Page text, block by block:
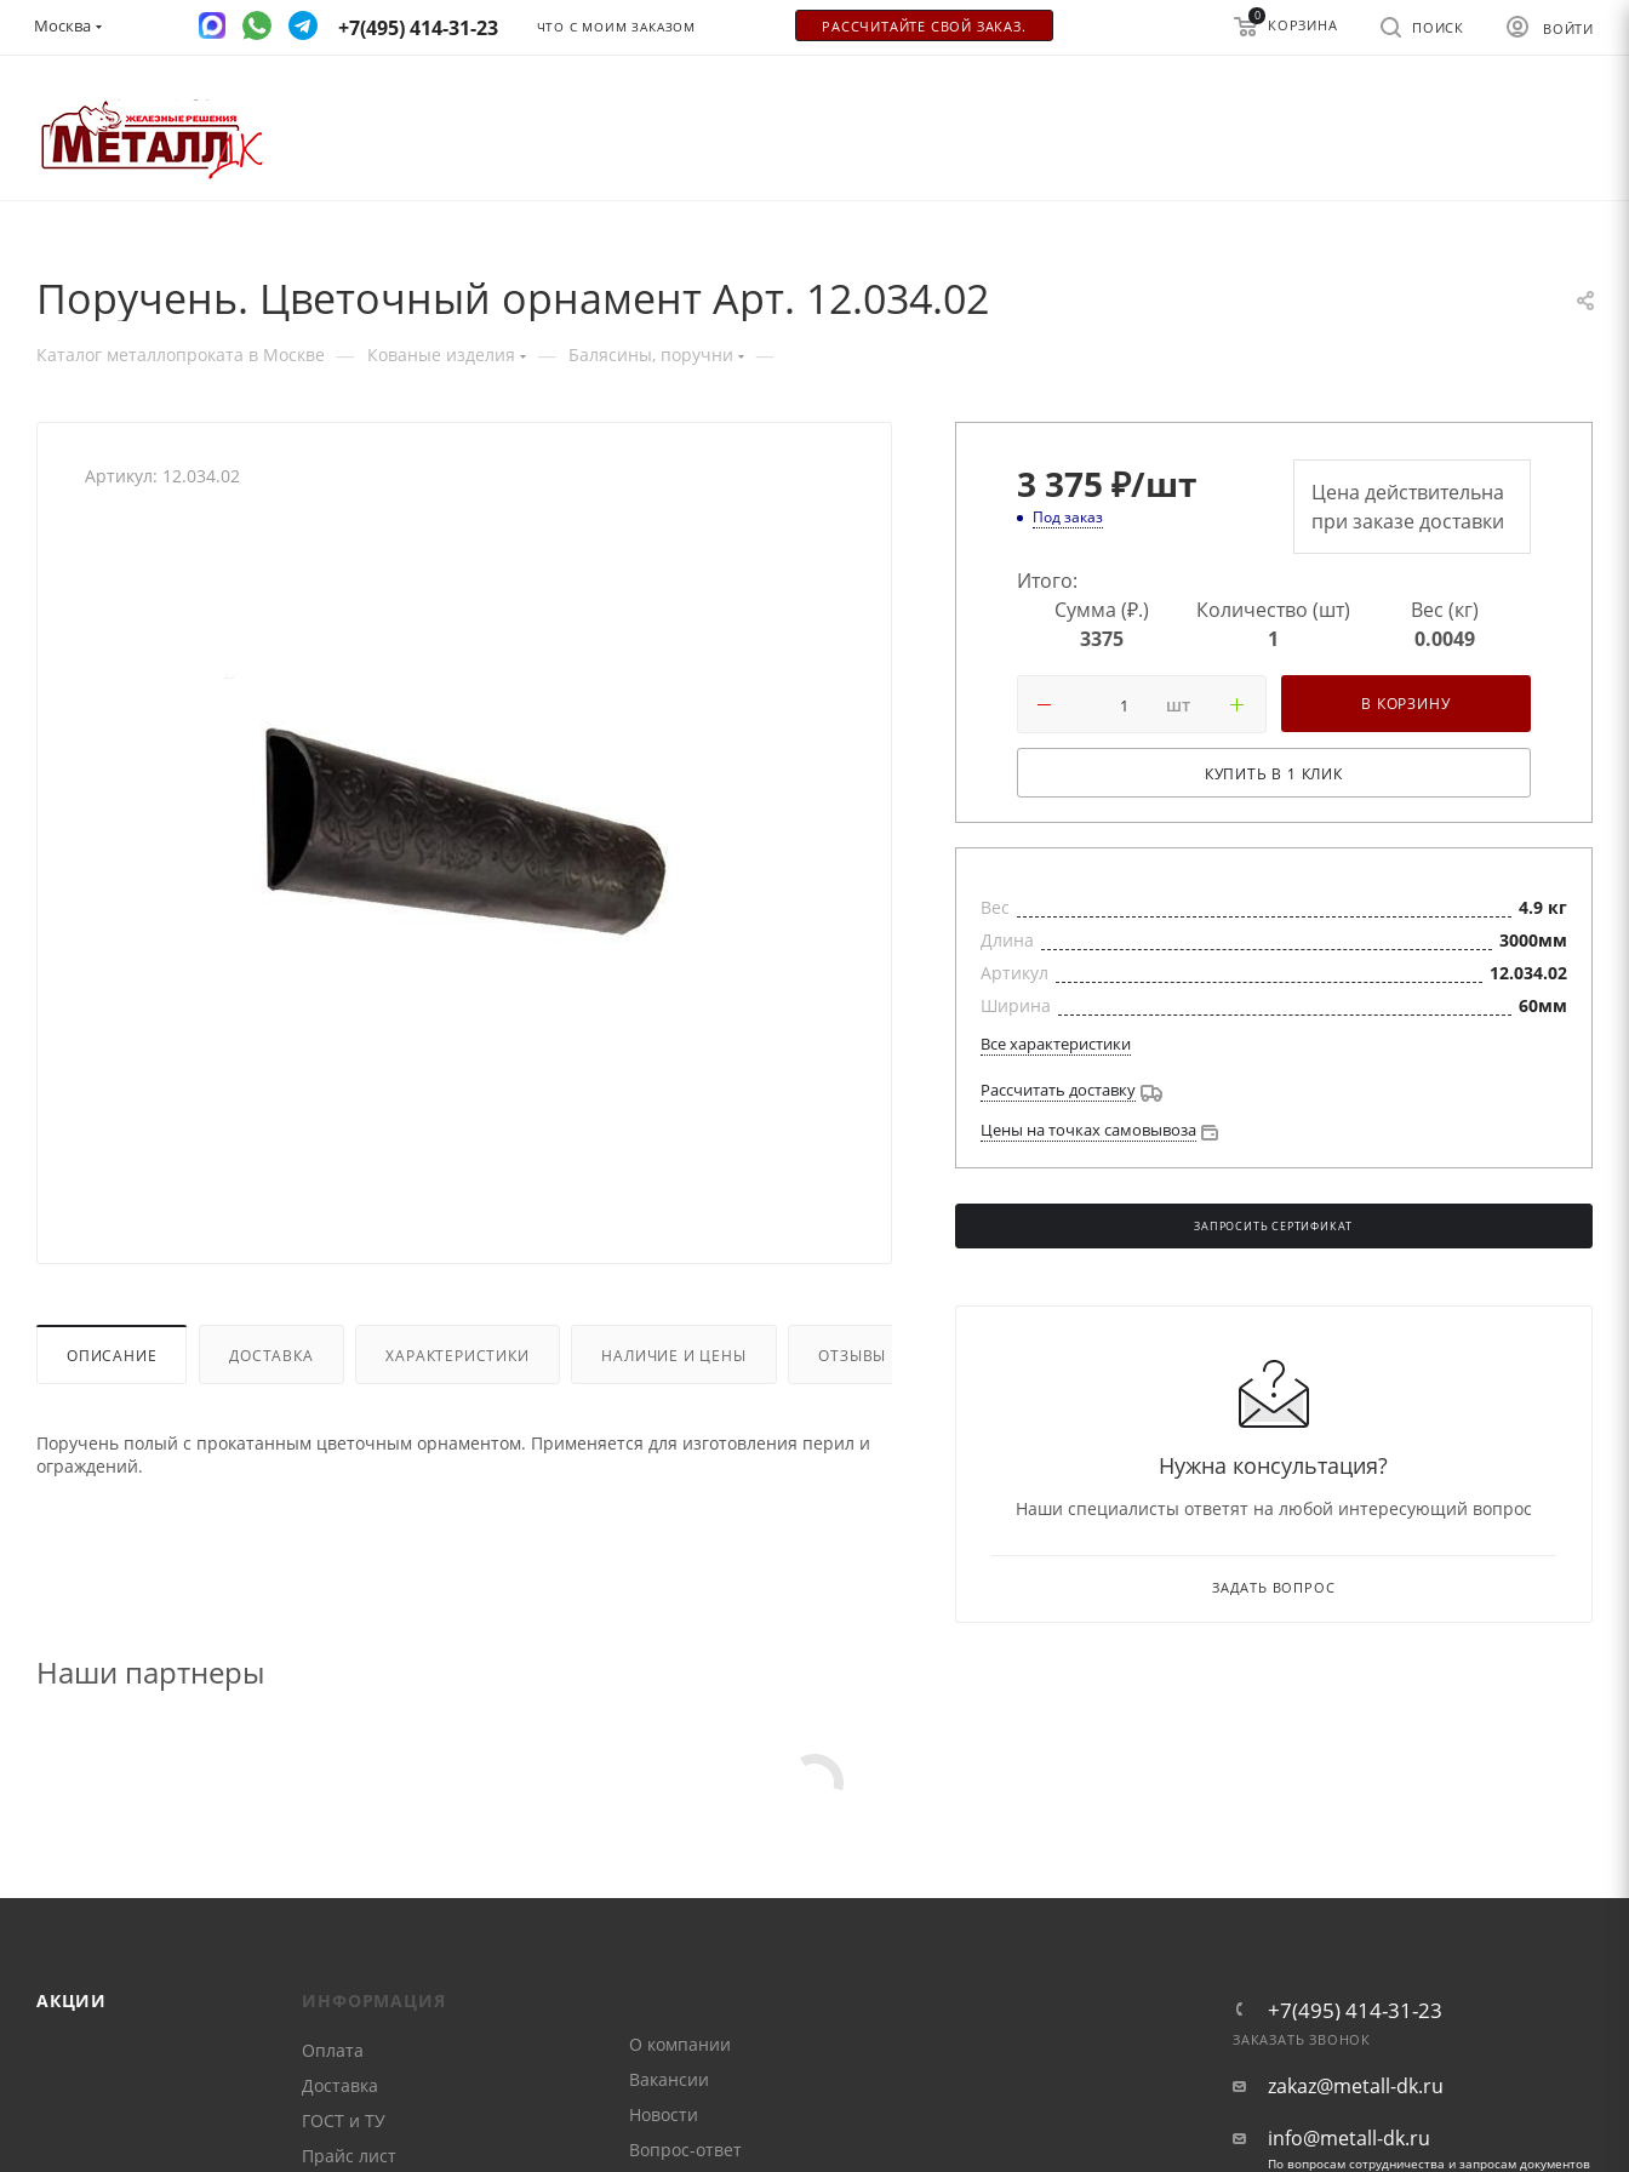
Москва +7(495) 414-31-23 ЧТО С МОИМ ЗАКАЗОМ РАСCЧИТАЙТЕ СВОЙ ЗАКАЗ. ВОЙТИ
ПОИСК
0
КОРЗИНА
Поручень. Цветочный орнамент Арт. 12.034.02
Каталог металлопроката в Москве — Кованые изделия — Балясины, поручни —
Артикул: 12.034.02
ОПИСАНИЕ ДОСТАВКА ХАРАКТЕРИСТИКИ НАЛИЧИЕ И ЦЕНЫ ОТЗЫВЫ
Поручень полый с прокатанным цветочным орнаментом. Применяется для изготовления перил и
ограждений.
3 375 ₽/шт
Под заказ
Цена действительна
при заказе доставки
Итого:
Сумма (₽.)
3375
Количество (шт)
1
Вес (кг)
0.0049
шт В КОРЗИНУ
КУПИТЬ В 1 КЛИК
Вес
4.9 кг
Длина
3000мм
Артикул
12.034.02
Ширина
60мм
Все характеристики
Рассчитать доставку
Цены на точках самовывоза
ЗАПРОСИТЬ СЕРТИФИКАТ
Нужна консультация?
Наши специалисты ответят на любой интересующий вопрос
ЗАДАТЬ ВОПРОС
Наши партнеры
АКЦИИ ИНФОРМАЦИЯ
Оплата
Доставка
ГОСТ и ТУ
Прайс лист
О компании
Вакансии
Новости
Вопрос-ответ
+7(495) 414-31-23
ЗАКАЗАТЬ ЗВОНОК
zakaz@metall-dk.ru
info@metall-dk.ru
По вопросам сотрудничества и запросам документов